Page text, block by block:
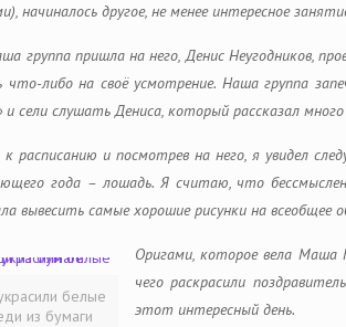
начиналось другое, не менее интересное
группа пришла на него, Денис Неугодников,
что-либо на своё усмотрение. Наша группа
и сели слушать Дениса, который рассказал
расписанию и посмотрев на него, я увидел
года – лошадь. Я считаю, что
вывесить самые хорошие рисунки на всеобщее
белые
из бумаги
Оригами, которое вела Маша
чего раскрасили
этот интересный день.